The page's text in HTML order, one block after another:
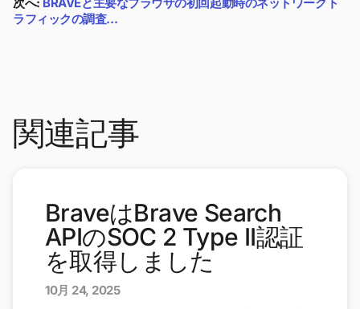
ラフィックの調査…
関連記事
BraveはBrave Search
APIのSOC 2 Type II認証
を取得しました
10月 24, 2025